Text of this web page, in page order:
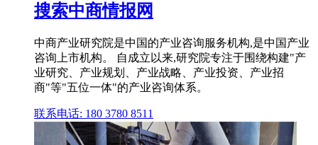
搜索中商情报网
中商产业研究院是中国的产业咨询服务机构,是中国产业
咨询上市机构。 自成立以来,研究院专注于围绕构建"产
业研究、产业规划、产业战略、产业投资、产业招
商"等"五位一体"的产业咨询体系。
联系电话: 180 3780 8511